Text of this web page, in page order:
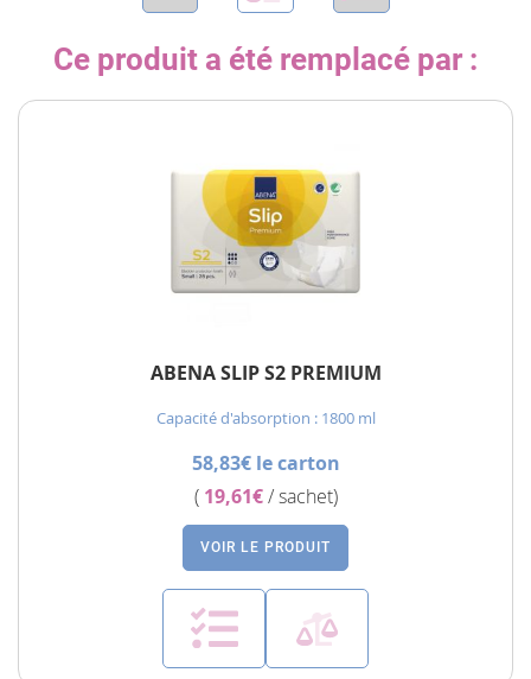
Ce produit a été remplacé par :
ABENA SLIP S2 PREMIUM
Capacité d'absorption : 1800 ml
58,83€ le carton
( 19,61€/ sachet)
VOIR LE PRODUIT